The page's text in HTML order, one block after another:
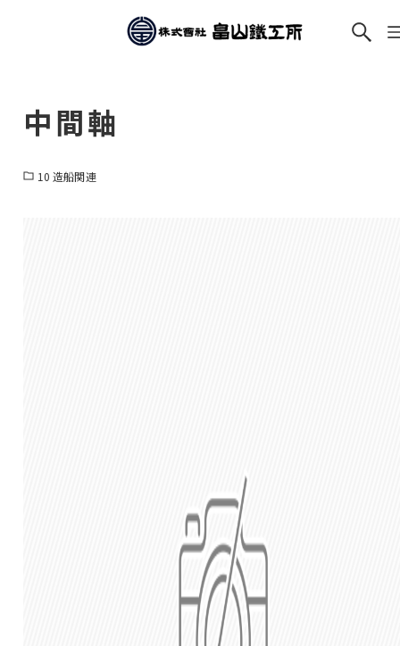
中間軸
10 造船関連